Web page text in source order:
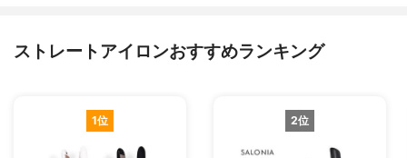
ストレートアイロンおすすめランキング
1位 2位